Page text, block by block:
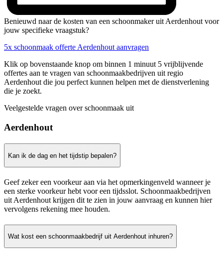
Benieuwd naar de kosten van een schoonmaker uit Aerdenhout voor
jouw specifieke vraagstuk?
5x schoonmaak offerte Aerdenhout aanvragen
Klik op bovenstaande knop om binnen 1 minuut 5 vrijblijvende
offertes aan te vragen van schoonmaakbedrijven uit regio
Aerdenhout die jou perfect kunnen helpen met de dienstverlening
die je zoekt.
Veelgestelde vragen over schoonmaak uit
Aerdenhout
Kan ik de dag en het tijdstip bepalen?
Geef zeker een voorkeur aan via het opmerkingenveld wanneer je
een sterke voorkeur hebt voor een tijdsslot. Schoonmaakbedrijven
uit Aerdenhout krijgen dit te zien in jouw aanvraag en kunnen hier
vervolgens rekening mee houden.
Wat kost een schoonmaakbedrijf uit Aerdenhout inhuren?